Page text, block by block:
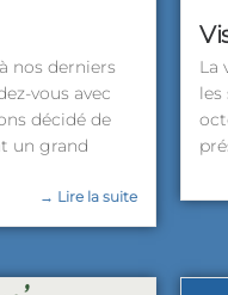
nos derniers
vous avec
décidé de
un grand
→ Lire la suite
La
les